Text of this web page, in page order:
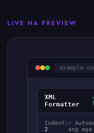
LIVE NA PREVIEW
XML
Formatter
Indent:
2
✓
ang